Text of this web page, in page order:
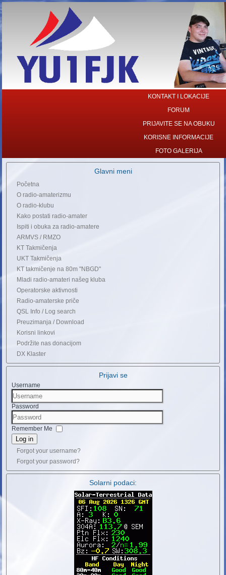
KONTAKT I LOKACIJE
FORUM
PRIJAVITE SE NA OBUKU
KORISNE INFORMACIJE
FOTO GALERIJA
Glavni meni
Početna
O radio-amaterizmu
O radio-klubu
Kako postati radio-amater
Ispiti i obuka za radio-amatere
ARMVS / RMZO
KT Takmičenja
UKT Takmičenja
KT takmičenje na 80m "NBGD"
Mladi radio-amateri našeg kluba
Operatorske aktivnosti
Radio-amaterske priče
QSL Info / Log search
Preuzimanja / Download
Korisni linkovi
Podržite nas donacijom
DX Klaster
Prijavi se
Username
Password
Remember Me
Log in
Forgot your username?
Forgot your password?
Solarni podaci: